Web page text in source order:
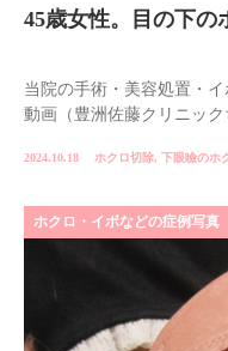
45歳女性。目の下の
当院の手術・美容処置・
動画（豊洲佐藤クリニッ
2024.10.18 ホクロ切除, 下眼瞼のホ
ホクロ・イボなどの症例写真